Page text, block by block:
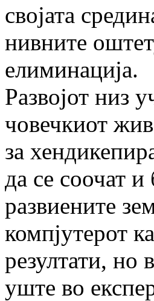
својата
нивните
елиминација.
Развојот низ
човечкиот
за
да се соочат
развиените
компјутерот
резултати, но
уште во